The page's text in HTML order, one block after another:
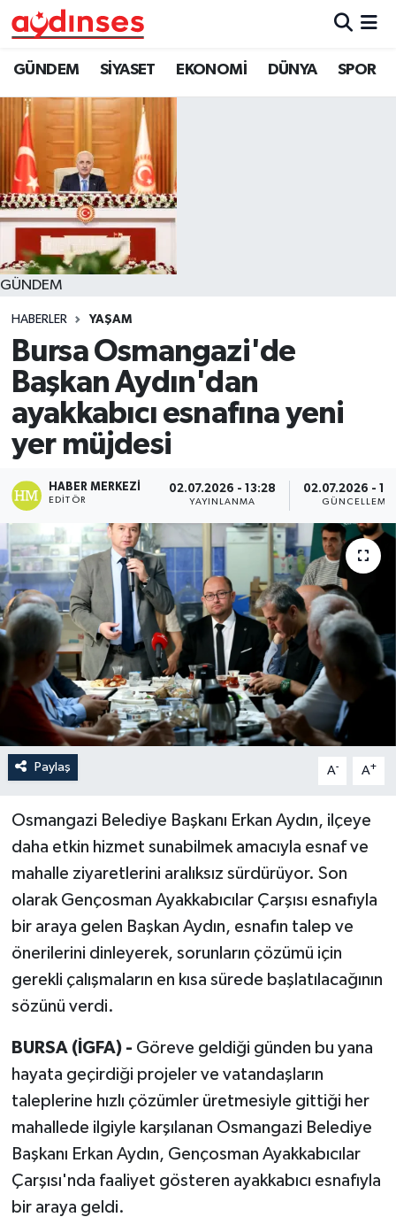
GÜNDEM SİYASET EKONOMİ DÜNYA SPOR
GÜNDEM
HABERLER YAŞAM
Bursa Osmangazi'de
Başkan Aydın'dan
ayakkabıcı esnafına yeni
yer müjdesi
HABER MERKEZI
EDITÖR
02.07.2026 - 13:28
YAYINLANMA
02.07.2026 -
GÜNCELLEME
Paylaş A- A+
Osmangazi Belediye Başkanı Erkan Aydın, ilçeye
daha etkin hizmet sunabilmek amacıyla esnaf ve
mahalle ziyaretlerini aralıksız sürdürüyor. Son
olarak Gençosman Ayakkabıcılar Çarşısı esnafıyla
bir araya gelen Başkan Aydın, esnafın talep ve
önerilerini dinleyerek, sorunların çözümü için
gerekli çalışmaların en kısa sürede başlatılacağının
sözünü verdi.
BURSA (İGFA) - Göreve geldiği günden bu yana
hayata geçirdiği projeler ve vatandaşların
taleplerine hızlı çözümler üretmesiyle gittiği her
mahallede ilgiyle karşılanan Osmangazi Belediye
Başkanı Erkan Aydın, Gençosman Ayakkabıcılar
Çarşısı'nda faaliyet gösteren ayakkabıcı esnafıyla
bir araya geldi.
GÜNDEM
SİYASET
EKONOMİ
DÜNYA
SPOR
MAGAZİN
YAŞAM
Nöbetçi Eczaneler
Hava Durumu
Aydin Namaz Vakitleri
Trafik Durumu
Süper Lig Puan Durumu ve Fikstür
Tüm Manşetler
Son Dakika Haberleri
Haber Arşivi